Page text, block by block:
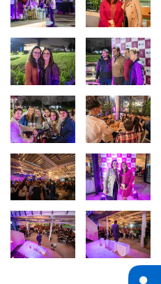
Imagen Imagen
Imagen Imagen
Imagen Imagen
Imagen Imagen